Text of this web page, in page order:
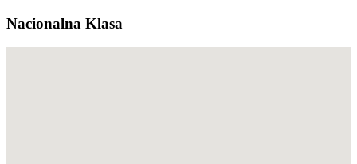
Nacionalna Klasa